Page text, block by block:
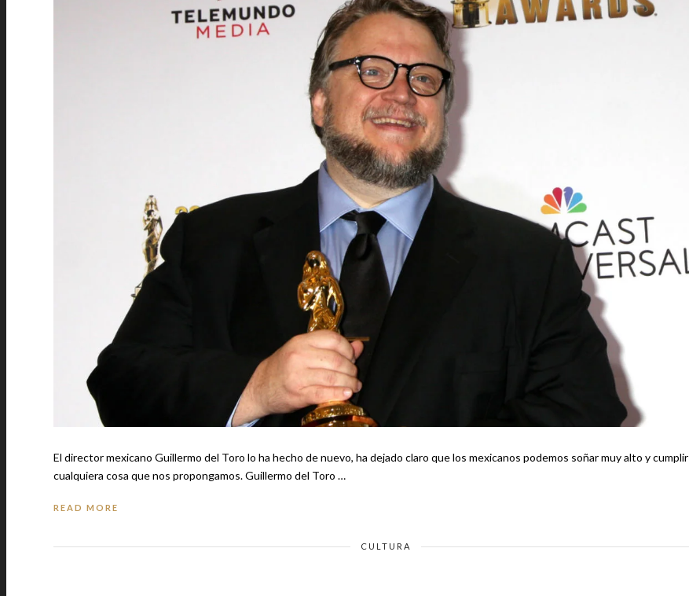
El director mexicano Guillermo del Toro lo ha hecho de nuevo, ha dejado claro que los mexicanos podemos soñar muy alto y cumplir
cualquiera cosa que nos propongamos. Guillermo del Toro …
READ MORE
CULTURA